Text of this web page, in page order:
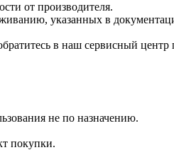
от производителя.
указанных в
в наш сервисный центр
не по назначению.
покупки.